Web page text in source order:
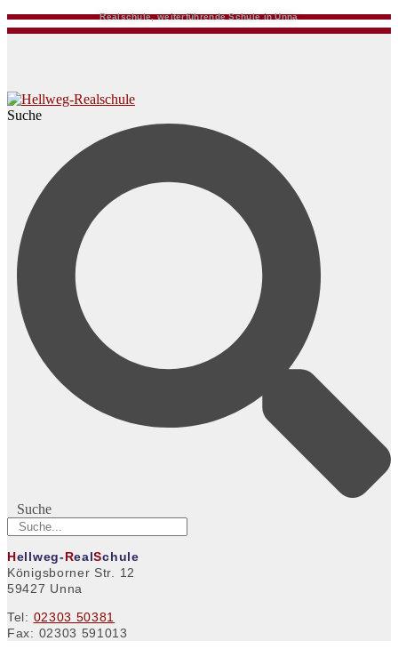
Realschule, weiterführende Schule in Unna
Suche
Suche
Hellweg-RealSchule
Königsborner Str. 12
59427 Unna
Tel: 02303 50381
Fax: 02303 591013